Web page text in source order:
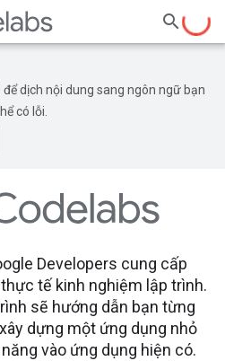
dịch nội dung sang ngôn ngữ bạn
có lỗi.
Developers cung cấp
tế kinh nghiệm lập trình.
sẽ hướng dẫn bạn từng
dựng một ứng dụng nhỏ
vào ứng dụng hiện có.